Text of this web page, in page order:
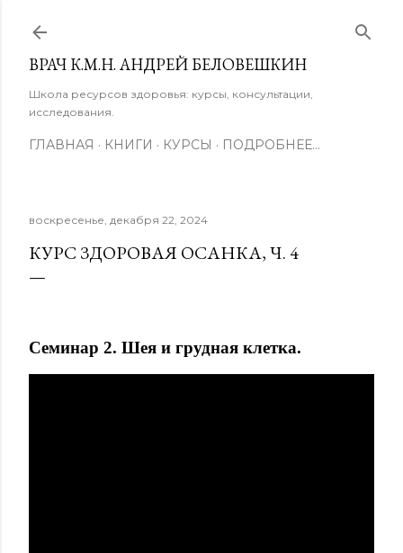
ВРАЧ К.М.Н. АНДРЕЙ БЕЛОВЕШКИН
Школа ресурсов здоровья: курсы, консультации,
исследования.
ГЛАВНАЯ КНИГИ КУРСЫ ПОДРОБНЕЕ…
воскресенье, декабря 22, 2024
КУРС ЗДОРОВАЯ ОСАНКА, Ч. 4
Семинар 2. Шея и грудная клетка.